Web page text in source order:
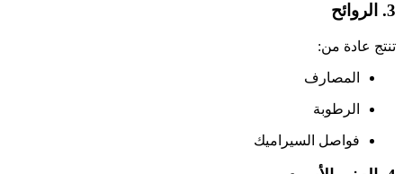
3. الروائح
تنتج عادة من:
المصارف
الرطوبة
فواصل السيراميك